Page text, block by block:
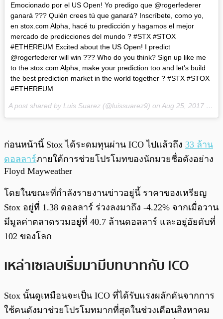
Emocionado por el US Open! Yo predigo que @rogerfederer
ganará ??? Quién crees tú que ganará? Inscríbete, como yo,
en stox.com Alpha, hacé tu predicción y hagamos el mejor
mercado de predicciones del mundo ? #STX #STOX
#ETHEREUM Excited about the US Open! I predict
@rogerfederer will win ??? Who do you think? Sign up like me
to the stox.com Alpha, make your prediction too and let's build
the best prediction market in the world together ? #STX #STOX
#ETHEREUM
A post shared by Luis Suarez (@luissuarez9) on Aug 25, 2017 at 1:40am PDT
ก่อนหน้านี้ Stox ได้ระดมทุนผ่าน ICO ไปแล้วถึง 33 ล้าน
ดอลลาร์ภายใต้การช่วยโปรโมทของนักมวยชื่อดังอย่าง
Floyd Mayweather
โดยในขณะที่กำลังรายงานข่าวอยู่นี้ ราคาของเหรียญ
Stox อยู่ที่ 1.38 ดอลลาร์ ร่วงลงมาถึง -4.22% จากเมื่อวาน
มีมูลค่าตลาดรวมอยู่ที่ 40.7 ล้านดอลลาร์ และอยู่อัยดับที่
102 ของโลก
เหล่าเซเลบเริ่มมามีบทบาทกับ ICO
Stox นั้นดูเหมือนจะเป็น ICO ที่ได้รับแรงผลักดันจากการ
ใช้คนดังมาช่วยโปรโมทมากที่สุดในช่วงเดือนสิงหาคม